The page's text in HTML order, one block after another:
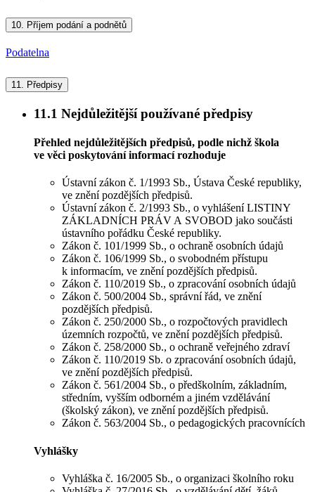
10. Příjem podání a podnětů
Podatelna
11. Předpisy
11.1 Nejdůležitější používané předpisy
Přehled nejdůležitějších předpisů, podle nichž škola
ve věci poskytování informací rozhoduje
Ústavní zákon č. 1/1993 Sb., Ústava České republiky,
ve znění pozdějších předpisů.
Ústavní zákon č. 2/1993 Sb., o vyhlášení LISTINY
ZÁKLADNÍCH PRÁV A SVOBOD jako součásti
ústavního pořádku České republiky.
Zákon č. 101/1999 Sb., o ochraně osobních údajů
Zákon č. 106/1999 Sb., o svobodném přístupu
k informacím, ve znění pozdějších předpisů.
Zákon č. 110/2019 Sb., o zpracování osobních údajů
Zákon č. 500/2004 Sb., správní řád, ve znění
pozdějších předpisů.
Zákon č. 250/2000 Sb., o rozpočtových pravidlech
územních rozpočtů, ve znění pozdějších předpisů.
Zákon č. 258/2000 Sb., o ochraně veřejného zdraví
Zákon č. 110/2019 Sb. o zpracování osobních údajů,
ve znění pozdějších předpisů.
Zákon č. 561/2004 Sb., o předškolním, základním,
středním, vyšším odborném a jiném vzdělávání
(školský zákon), ve znění pozdějších předpisů.
Zákon č. 563/2004 Sb., o pedagogických pracovnících
Vyhlášky
Vyhláška č. 16/2005 Sb., o organizaci školního roku